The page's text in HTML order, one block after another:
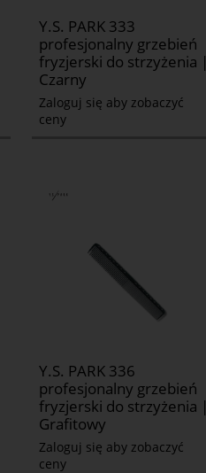
Y.S. PARK 333
profesjonalny grzebień
fryzjerski do strzyżenia |
Czarny
Zaloguj się aby zobaczyć
ceny
Y.S. PARK 336
profesjonalny grzebień
fryzjerski do strzyżenia |
Grafitowy
Zaloguj się aby zobaczyć
ceny